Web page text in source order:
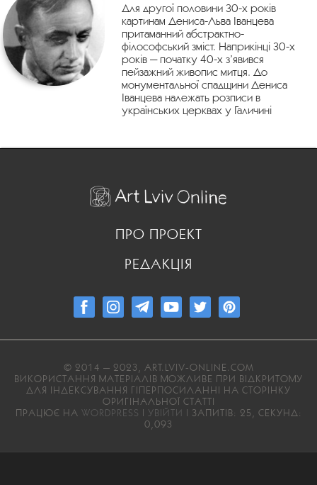
Для другої половини 30-х років
картинам Дениса-Льва Іванцева
притаманний абстрактно-
філософський зміст. Наприкінці 30-х
років — початку 40-х з’явився
пейзажний живопис митця. До
монументальної спадщини Дениса
Іванцева належать розписи в
українських церквах у Галичині
ПРО ПРОЕКТ
РЕДАКЦІЯ
© 2014 — 2023, ART.LVIV-ONLINE.COM
ВИКОРИСТАННЯ МАТЕРІАЛІВ МОЖЛИВЕ ПРИ ВІДКРИТОМУ
ДЛЯ ІНДЕКСУВАННЯ ГІПЕРПОСИЛАННІ НА СТОРІНКУ
ОРИГІНАЛЬНОЇ СТАТТІ
ПРАЦЮЄ НА WORDPRESS | УВІЙТИ | ЗАПИТІВ: 25, СЕКУНД:
0,093